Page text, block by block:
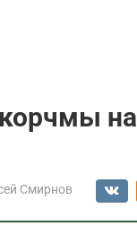
корчмы на
Смирнов